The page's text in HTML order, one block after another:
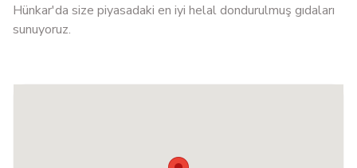
Hünkar'da size piyasadaki en iyi helal dondurulmuş gıdaları
sunuyoruz.